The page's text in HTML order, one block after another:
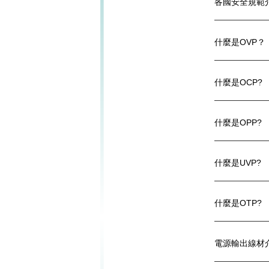
什麼是OVP？
什麼是OCP?
什麼是OPP?
什麼是UVP?
什麼是OTP?
電源輸出線材